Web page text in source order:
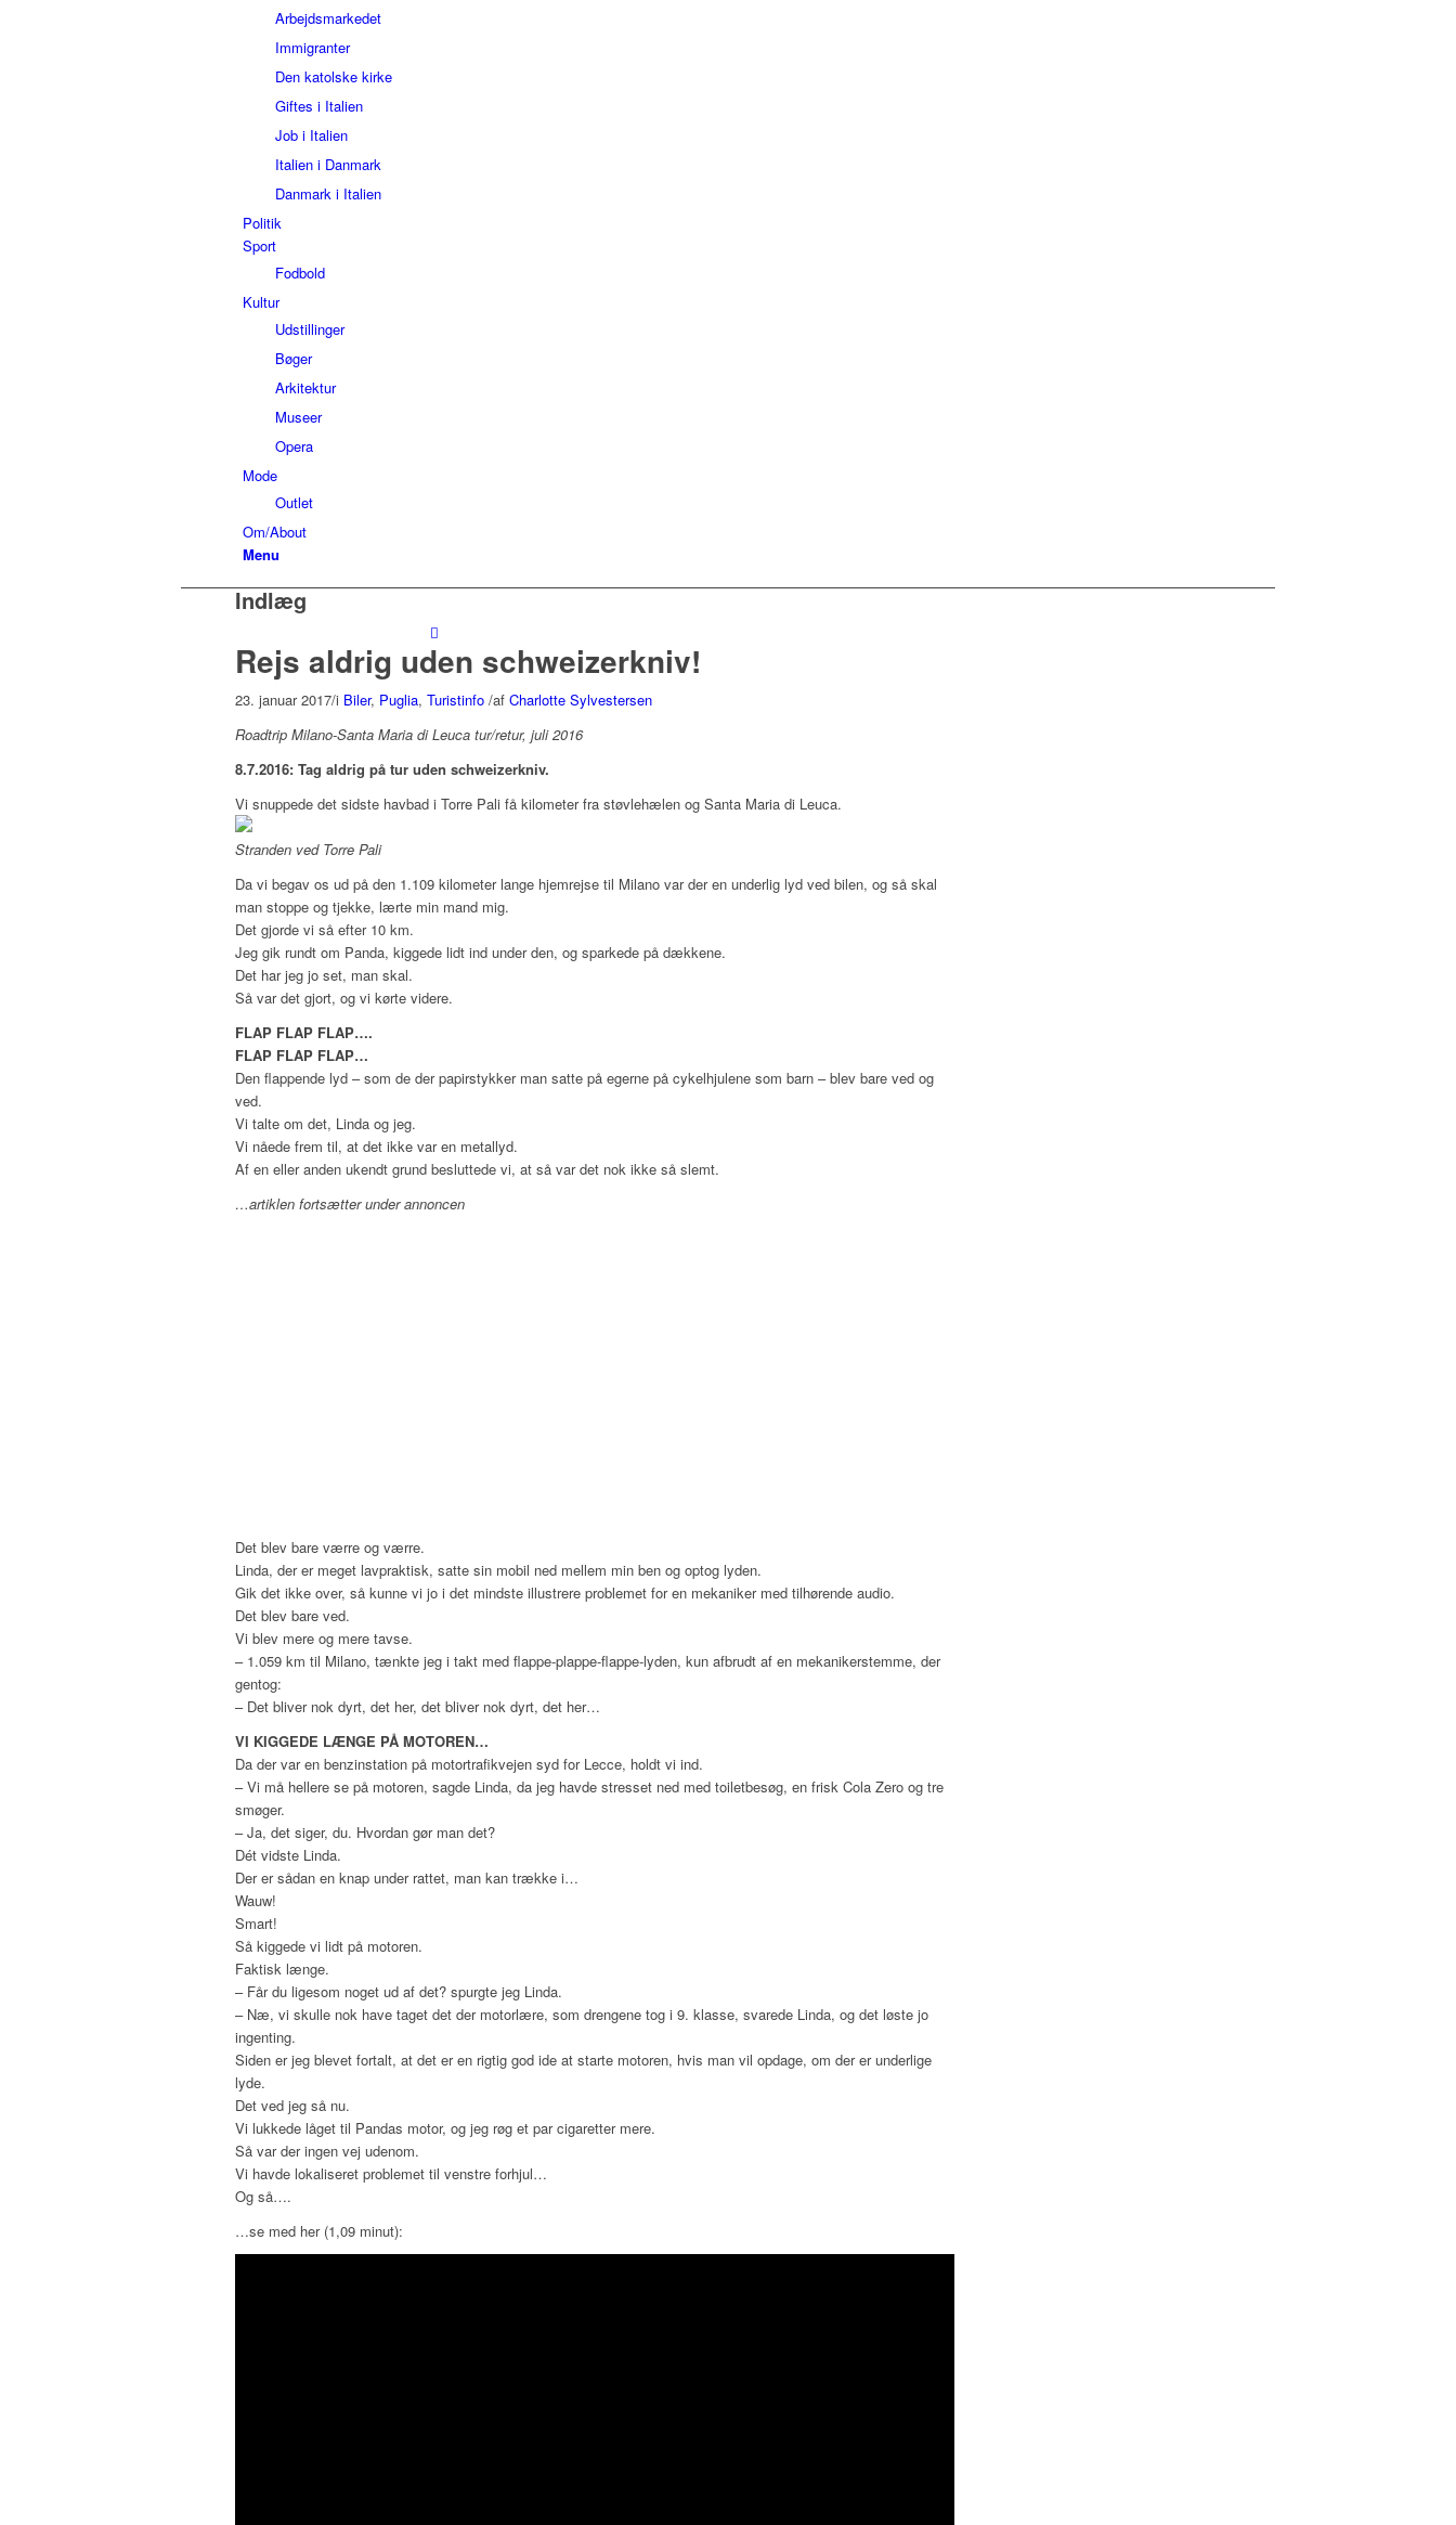
Arbejdsmarkedet
Immigranter
Den katolske kirke
Giftes i Italien
Job i Italien
Italien i Danmark
Danmark i Italien
Politik
Sport
Fodbold
Kultur
Udstillinger
Bøger
Arkitektur
Museer
Opera
Mode
Outlet
Om/About
Menu
Indlæg
Rejs aldrig uden schweizerkniv!
23. januar 2017/i Biler, Puglia, Turistinfo /af Charlotte Sylvestersen
Roadtrip Milano-Santa Maria di Leuca tur/retur, juli 2016
8.7.2016: Tag aldrig på tur uden schweizerkniv.
Vi snuppede det sidste havbad i Torre Pali få kilometer fra støvlehælen og Santa Maria di Leuca.
Stranden ved Torre Pali
Da vi begav os ud på den 1.109 kilometer lange hjemrejse til Milano var der en underlig lyd ved bilen, og så skal
man stoppe og tjekke, lærte min mand mig.
Det gjorde vi så efter 10 km.
Jeg gik rundt om Panda, kiggede lidt ind under den, og sparkede på dækkene.
Det har jeg jo set, man skal.
Så var det gjort, og vi kørte videre.
FLAP FLAP FLAP….
FLAP FLAP FLAP…
Den flappende lyd – som de der papirstykker man satte på egerne på cykelhjulene som barn – blev bare ved og
ved.
Vi talte om det, Linda og jeg.
Vi nåede frem til, at det ikke var en metallyd.
Af en eller anden ukendt grund besluttede vi, at så var det nok ikke så slemt.
…artiklen fortsætter under annoncen
Det blev bare værre og værre.
Linda, der er meget lavpraktisk, satte sin mobil ned mellem min ben og optog lyden.
Gik det ikke over, så kunne vi jo i det mindste illustrere problemet for en mekaniker med tilhørende audio.
Det blev bare ved.
Vi blev mere og mere tavse.
– 1.059 km til Milano, tænkte jeg i takt med flappe-plappe-flappe-lyden, kun afbrudt af en mekanikerstemme, der
gentog:
– Det bliver nok dyrt, det her, det bliver nok dyrt, det her…
VI KIGGEDE LÆNGE PÅ MOTOREN…
Da der var en benzinstation på motortrafikvejen syd for Lecce, holdt vi ind.
– Vi må hellere se på motoren, sagde Linda, da jeg havde stresset ned med toiletbesøg, en frisk Cola Zero og tre
smøger.
– Ja, det siger, du. Hvordan gør man det?
Dét vidste Linda.
Der er sådan en knap under rattet, man kan trække i…
Wauw!
Smart!
Så kiggede vi lidt på motoren.
Faktisk længe.
– Får du ligesom noget ud af det? spurgte jeg Linda.
– Næ, vi skulle nok have taget det der motorlære, som drengene tog i 9. klasse, svarede Linda, og det løste jo
ingenting.
Siden er jeg blevet fortalt, at det er en rigtig god ide at starte motoren, hvis man vil opdage, om der er underlige
lyde.
Det ved jeg så nu.
Vi lukkede låget til Pandas motor, og jeg røg et par cigaretter mere.
Så var der ingen vej udenom.
Vi havde lokaliseret problemet til venstre forhjul…
Og så….
…se med her (1,09 minut):